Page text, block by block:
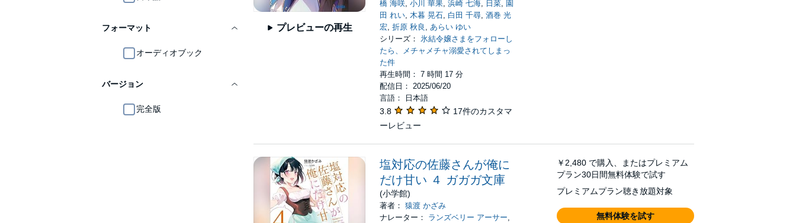
フォーマット
オーディオブック
バージョン
完全版
プレビューの再生
橋 海咲,小川 華果,浜崎 七海, 日菜, 園
田 れい,木暮 晃石, 白田 千尋,酒巻 光
宏,折原 秋良 ,あらい ゆい
シリーズ：氷結令嬢さまをフォローし
たら、メチャメチャ溺愛されてしまっ
た件
再生時間： 7 時間 17 分
配信日： 2025/06/20
言語： 日本語
3.8
17件のカスタマ
ーレビュー
塩対応の佐藤さんが俺に
だけ甘い ４ ガガガ文庫
(小学館)
著者：猿渡 かざみ
ナレーター： ランズベリー アーサー,
￥2,480 で購入、またはプレミアム
プラン30日間無料体験で試す
プレミアムプラン聴き放題対象
無料体験を試す